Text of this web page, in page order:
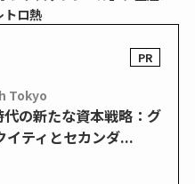
トロ熱
Tokyo
の新たな資本戦略：グ
イティとセカンダ...